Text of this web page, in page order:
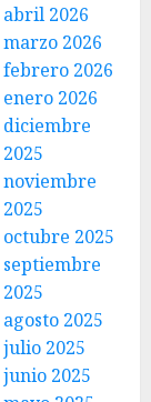
abril 2026
marzo 2026
febrero 2026
enero 2026
diciembre
2025
noviembre
2025
octubre 2025
septiembre
2025
agosto 2025
julio 2025
junio 2025